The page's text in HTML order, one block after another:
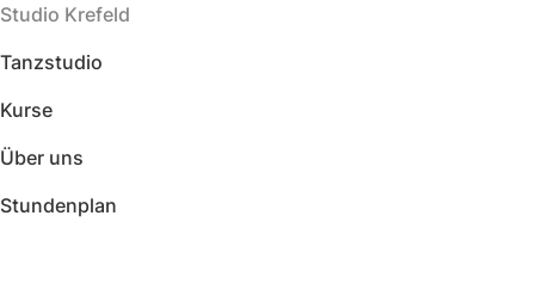
Studio Krefeld
Tanzstudio
Kurse
Über uns
Stundenplan